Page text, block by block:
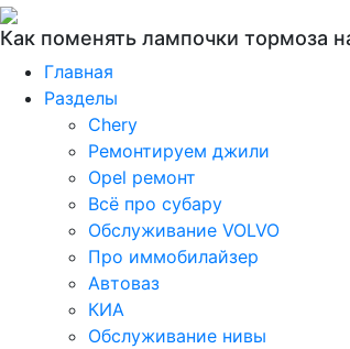
Как поменять лампочки тормоза
Главная
Разделы
Chery
Ремонтируем джили
Opel ремонт
Всё про субару
Обслуживание VOLVO
Про иммобилайзер
Автоваз
КИА
Обслуживание нивы